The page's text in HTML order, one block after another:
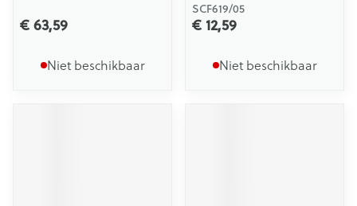
€ 63,59
Niet beschikbaar
SCF619/05
€ 12,59
Niet beschikbaar